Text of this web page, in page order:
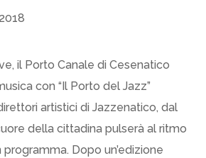
il Porto Canale di Cesenatico
con “Il Porto del Jazz”
artistici di Jazzenatico, dal
della cittadina pulserà al ritmo
Dopo un’edizione